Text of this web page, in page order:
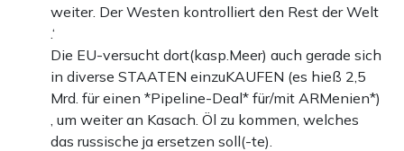
weiter. Der Westen kontrolliert den Rest der Welt
.‘
Die EU-versucht dort(kasp.Meer) auch gerade sich
in diverse STAATEN einzuKAUFEN (es hieß 2,5
Mrd. für einen *Pipeline-Deal* für/mit ARMenien*)
, um weiter an Kasach. Öl zu kommen, welches
das russische ja ersetzen soll(-te).